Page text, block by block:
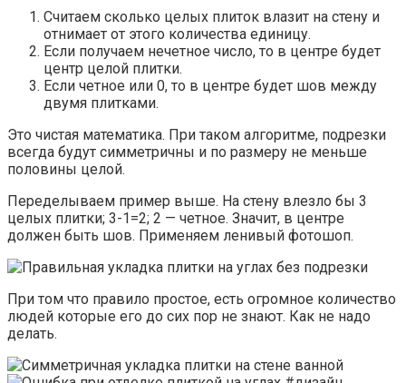
Считаем сколько целых плиток влазит на стену и
отнимает от этого количества единицу.
Если получаем нечетное число, то в центре будет
центр целой плитки.
Если четное или 0, то в центре будет шов между
двумя плитками.
Это чистая математика. При таком алгоритме, подрезки
всегда будут симметричны и по размеру не меньше
половины целой.
Переделываем пример выше. На стену влезло бы 3
целых плитки; 3-1=2; 2 — четное. Значит, в центре
должен быть шов. Применяем ленивый фотошоп.
При том что правило простое, есть огромное количество
людей которые его до сих пор не знают. Как не надо
делать.